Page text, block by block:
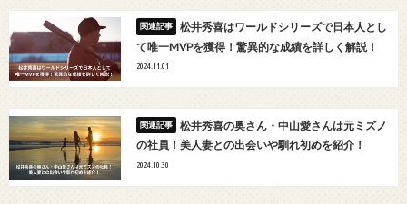
松井秀喜はワールドシリーズで日本人とし
て唯一MVPを獲得！驚異的な成績を詳しく解説！
2024.11.01
松井秀喜の奥さん・中山愛さんは元ミズノ
の社員！美人妻との出会いや馴れ初めを紹介！
2024.10.30